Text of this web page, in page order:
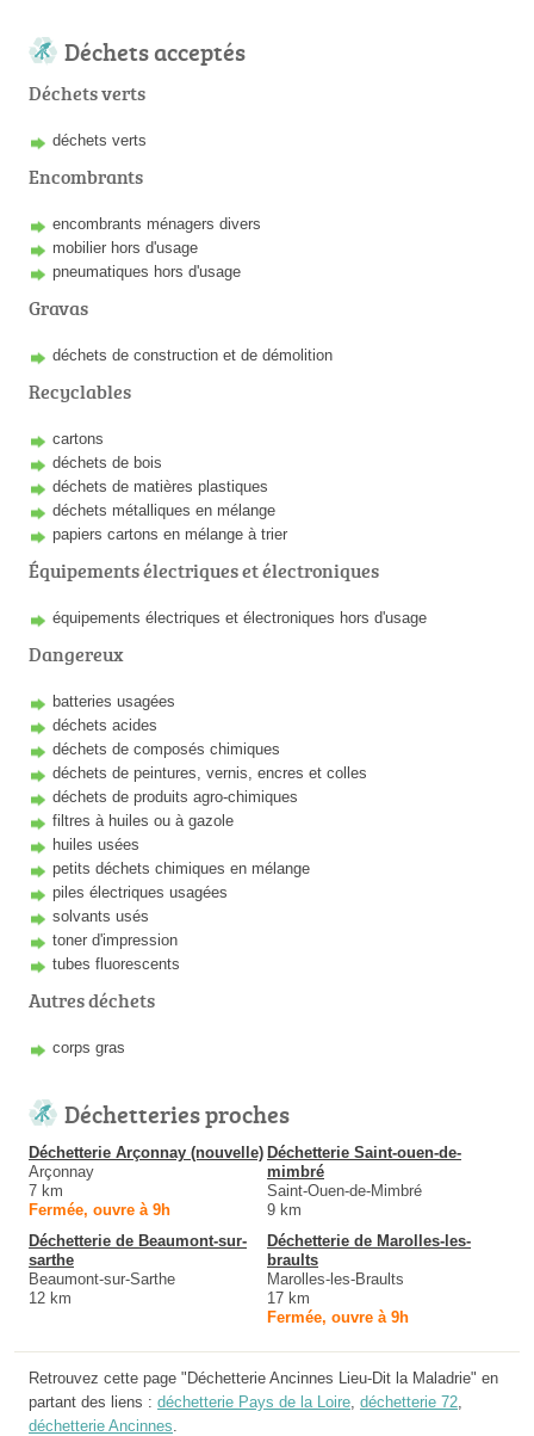
Déchets acceptés
Déchets verts
déchets verts
Encombrants
encombrants ménagers divers
mobilier hors d'usage
pneumatiques hors d'usage
Gravas
déchets de construction et de démolition
Recyclables
cartons
déchets de bois
déchets de matières plastiques
déchets métalliques en mélange
papiers cartons en mélange à trier
Équipements électriques et électroniques
équipements électriques et électroniques hors d'usage
Dangereux
batteries usagées
déchets acides
déchets de composés chimiques
déchets de peintures, vernis, encres et colles
déchets de produits agro-chimiques
filtres à huiles ou à gazole
huiles usées
petits déchets chimiques en mélange
piles électriques usagées
solvants usés
toner d'impression
tubes fluorescents
Autres déchets
corps gras
Déchetteries proches
Déchetterie Arçonnay (nouvelle)
Arçonnay
7 km
Fermée, ouvre à 9h
Déchetterie Saint-ouen-de-
mimbré
Saint-Ouen-de-Mimbré
9 km
Déchetterie de Beaumont-sur-
sarthe
Beaumont-sur-Sarthe
12 km
Déchetterie de Marolles-les-
braults
Marolles-les-Braults
17 km
Fermée, ouvre à 9h
Retrouvez cette page "Déchetterie Ancinnes Lieu-Dit la Maladrie" en
partant des liens : déchetterie Pays de la Loire déchetterie 72
déchetterie Ancinnes